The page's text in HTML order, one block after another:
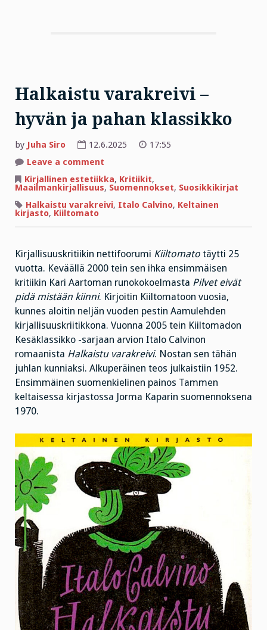
Halkaistu varakreivi –
hyvän ja pahan klassikko
by Juha Siro 12.6.2025
17:55
Leave a comment
varakreivi
hyvän
ja
pahan
Kirjallinen estetiikka, Kritiikit,
Maailmankirjallisuus, Suomennokset, Suosikkikirjat
Halkaistu varakreivi, Italo Calvino, Keltainen
kirjasto, Kiiltomato
Kirjallisuuskritiikin nettifoorumi Kiiltomato täytti 25
vuotta. Keväällä 2000 tein sen ihka ensimmäisen
kritiikin Kari Aartoman runokokoelmasta Pilvet eivät
pidä mistään kiinni. Kirjoitin Kiiltomatoon vuosia,
kunnes aloitin neljän vuoden pestin Aamulehden
kirjallisuuskriitikkona. Vuonna 2005 tein Kiiltomadon
Kesäklassikko -sarjaan arvion Italo Calvinon
romaanista Halkaistu varakreivi. Nostan sen tähän
juhlan kunniaksi. Alkuperäinen teos julkaistiin 1952.
Ensimmäinen suomenkielinen painos Tammen
keltaisessa kirjastossa Jorma Kaparin suomennoksena
1970.